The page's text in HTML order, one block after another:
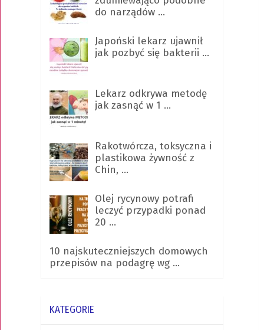
do narządów …
Japoński lekarz ujawnił
jak pozbyć się bakterii …
Lekarz odkrywa metodę
jak zasnąć w 1 …
Rakotwórcza, toksyczna i
plastikowa żywność z
Chin, …
Olej rycynowy potrafi
leczyć przypadki ponad
20 …
10 najskuteczniejszych domowych
przepisów na podagrę wg …
KATEGORIE